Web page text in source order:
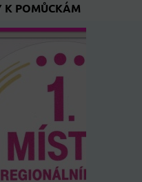
K POMŮCKÁM